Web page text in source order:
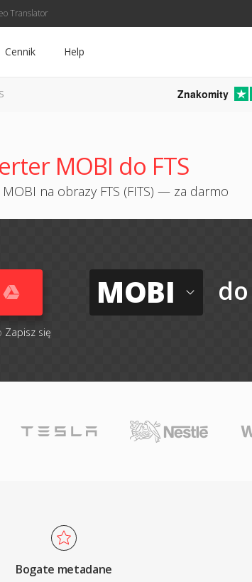
Translator
Cennik Help
Znakomity
MOBI do FTS
na obrazy FTS (FITS) — za darmo
Zapisz się
MOBI do
Bogate metadane